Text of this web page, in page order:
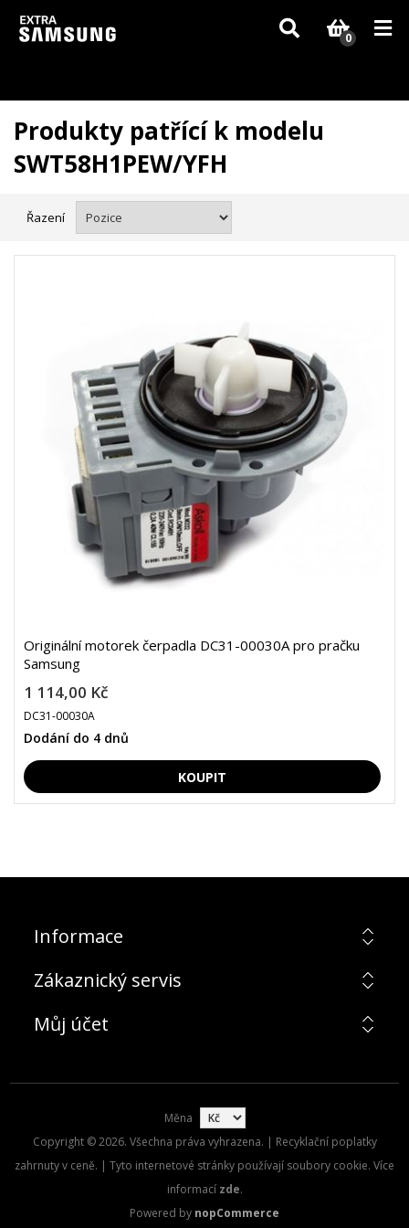
Vzhledem k aktuální situaci se může dodání dílů, které nejsou skladem,
zpozdit. Děkujeme za pochopení.
0
Produkty patřící k modelu
SWT58H1PEW/YFH
Řazení
Originální motorek čerpadla DC31-00030A pro pračku
Samsung
1 114,00 Kč
DC31-00030A
Dodání do 4 dnů
Informace
Zákaznický servis
Můj účet
Měna
Copyright © 2026. Všechna práva vyhrazena. | Recyklační poplatky
zahrnuty v ceně. | Tyto internetové stránky používají soubory cookie. Více
informací zde.
Powered by nopCommerce